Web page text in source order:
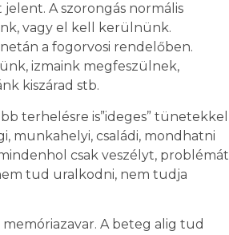
A szorongás normális
vagy el kell kerülnünk.
a fogorvosi rendelőben.
izmaink megfeszülnek,
kiszárad stb.
terhelésre is”ideges” tünetekkel
munkahelyi, családi, mondhatni
csak veszélyt, problémát
tud uralkodni, nem tudja
A beteg alig tud